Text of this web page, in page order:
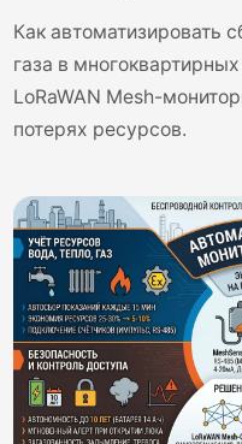
Как автоматизировать
газа в
LoRaWAN Mesh-
потерях ресурсов.